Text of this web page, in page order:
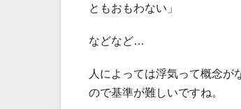
ともおもわない」
などなど…
人によっては浮気って概念が
ので基準が難しいですね。